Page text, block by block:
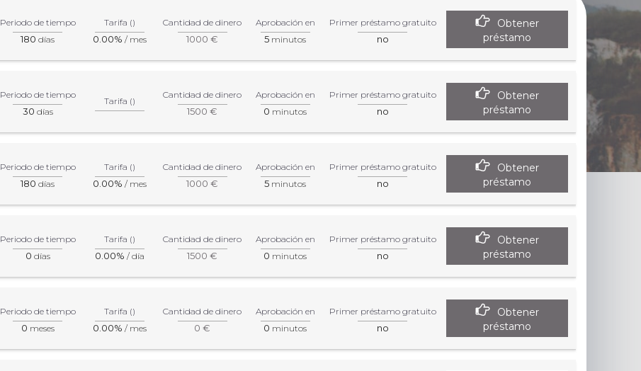
Periodo de tiempo
180 días
Tarifa ()
0.00% / mes
Cantidad de dinero
1000 €
Aprobación en
5 minutos
Primer préstamo gratuito
no
Obtener
préstamo
Periodo de tiempo
30 días
Tarifa ()
Cantidad de dinero
1500 €
Aprobación en
0 minutos
Primer préstamo gratuito
no
Obtener
préstamo
Periodo de tiempo
180 días
Tarifa ()
0.00% / mes
Cantidad de dinero
1000 €
Aprobación en
5 minutos
Primer préstamo gratuito
no
Obtener
préstamo
Periodo de tiempo
0 días
Tarifa ()
0.00% / día
Cantidad de dinero
1500 €
Aprobación en
0 minutos
Primer préstamo gratuito
no
Obtener
préstamo
Periodo de tiempo
0 meses
Tarifa ()
0.00% / mes
Cantidad de dinero
0 €
Aprobación en
0 minutos
Primer préstamo gratuito
no
Obtener
préstamo